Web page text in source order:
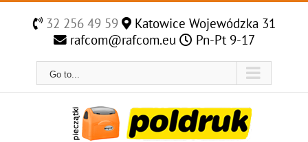
Skip
32 256 49 59
Katowice Wojewódzka 31
rafcom@rafcom.eu
Pn-Pt 9-17
Go to...